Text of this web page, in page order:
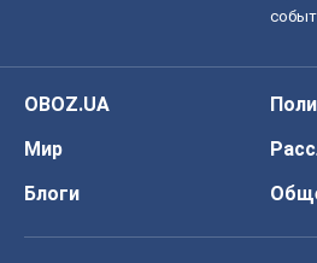
OBOZ.UA
Мир
Блоги